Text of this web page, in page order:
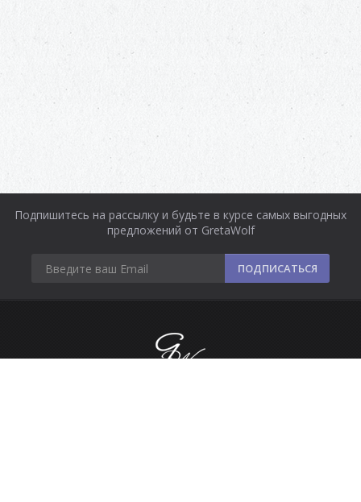
Подпишитесь на рассылку и будьте в курсе самых выгодных
предложений от GretaWolf
ПОДПИСАТЬСЯ